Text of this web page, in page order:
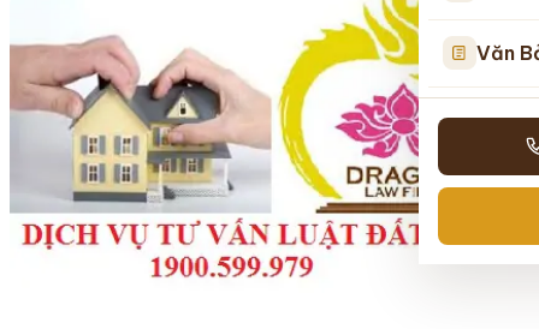
Văn